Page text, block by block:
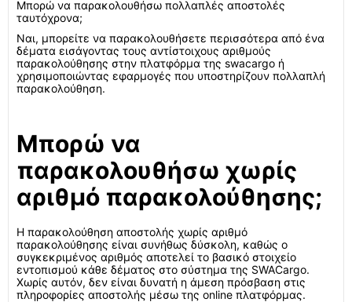
Μπορώ να παρακολουθήσω πολλαπλές αποστολές
ταυτόχρονα;
Ναι, μπορείτε να παρακολουθήσετε περισσότερα από ένα
δέματα εισάγοντας τους αντίστοιχους αριθμούς
παρακολούθησης στην πλατφόρμα της swacargo ή
χρησιμοποιώντας εφαρμογές που υποστηρίζουν πολλαπλή
παρακολούθηση.
Μπορώ να
παρακολουθήσω χωρίς
αριθμό παρακολούθησης;
Η παρακολούθηση αποστολής χωρίς αριθμό
παρακολούθησης είναι συνήθως δύσκολη, καθώς ο
συγκεκριμένος αριθμός αποτελεί το βασικό στοιχείο
εντοπισμού κάθε δέματος στο σύστημα της SWACargo.
Χωρίς αυτόν, δεν είναι δυνατή η άμεση πρόσβαση στις
πληροφορίες αποστολής μέσω της online πλατφόρμας.